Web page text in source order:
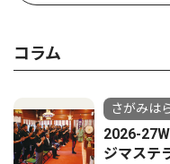
コラム
さがみは
2026-
ジマステ